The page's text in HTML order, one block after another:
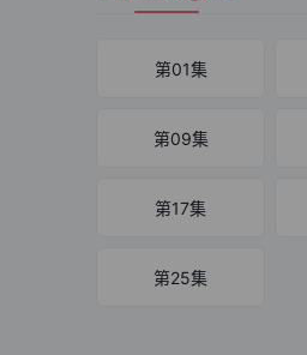
第01集
第09集
第17集
第25集